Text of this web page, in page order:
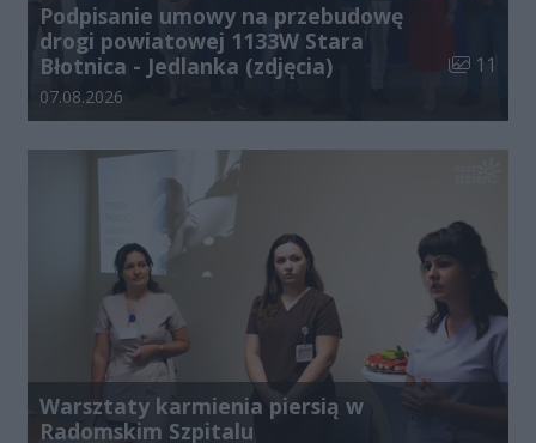
Podpisanie umowy na przebudowę
drogi powiatowej 1133W Stara
Błotnica - Jedlanka (zdjęcia)
Liczba
11
Data dodania galerii:
07.08.2026
Warsztaty karmienia piersią w
Radomskim Szpitalu